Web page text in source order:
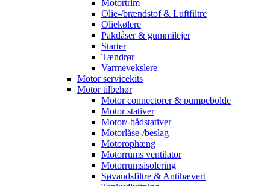
Motortrim
Olie-/brændstof & Luftfiltre
Oliekølere
Pakdåser & gummilejer
Starter
Tændrør
Varmevekslere
Motor servicekits
Motor tilbehør
Motor connectorer & pumpebolde
Motor stativer
Motor/-bådstativer
Motorlåse-/beslag
Motorophæng
Motorrums ventilator
Motorrumsisolering
Søvandsfiltre & Antihævert